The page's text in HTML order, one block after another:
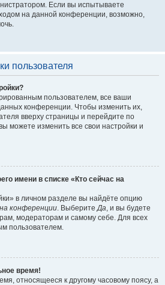
Если вы испытываете
на данной конференции, возможно,
пользователя
пользователем, все ваши
конференции. Чтобы изменить их,
вверху страницы и перейдите по
можете изменить все свои настройки и
имени в списке «Кто сейчас на
в личном разделе вы найдёте опцию
конференции. ВыберитеДа, и вы будете
модераторам и самому себе. Для всех
пользователем.
время!
относящееся к другому часовому поясу, а